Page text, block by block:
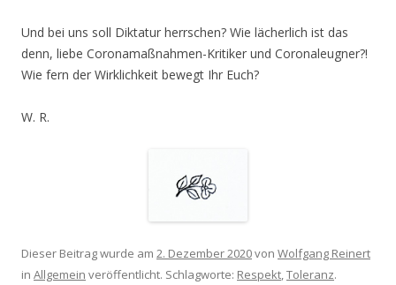
Und bei uns soll Diktatur herrschen? Wie lächerlich ist das
denn, liebe Coronamaßnahmen-Kritiker und Coronaleugner?!
Wie fern der Wirklichkeit bewegt Ihr Euch?
W. R.
Dieser Beitrag wurde am 2. Dezember 2020von Wolfgang Reinert
in Allgemein veröffentlicht. Schlagworte: Respekt,Toleranz.